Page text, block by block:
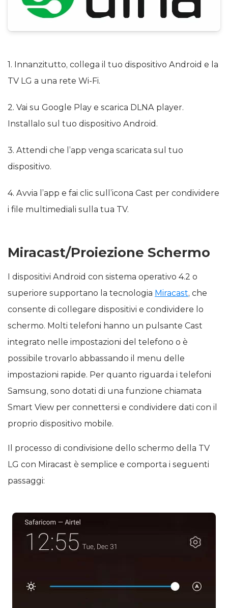
1. Innanzitutto, collega il tuo dispositivo Android e la
TV LG a una rete Wi-Fi.
2. Vai su Google Play e scarica DLNA player.
Installalo sul tuo dispositivo Android.
3. Attendi che l’app venga scaricata sul tuo
dispositivo.
4. Avvia l’app e fai clic sull’icona Cast per condividere
i file multimediali sulla tua TV.
Miracast/Proiezione Schermo
I dispositivi Android con sistema operativo 4.2 o
superiore supportano la tecnologia Miracast, che
consente di collegare dispositivi e condividere lo
schermo. Molti telefoni hanno un pulsante Cast
integrato nelle impostazioni del telefono o è
possibile trovarlo abbassando il menu delle
impostazioni rapide. Per quanto riguarda i telefoni
Samsung, sono dotati di una funzione chiamata
Smart View per connettersi e condividere dati con il
proprio dispositivo mobile.
Il processo di condivisione dello schermo della TV
LG con Miracast è semplice e comporta i seguenti
passaggi: